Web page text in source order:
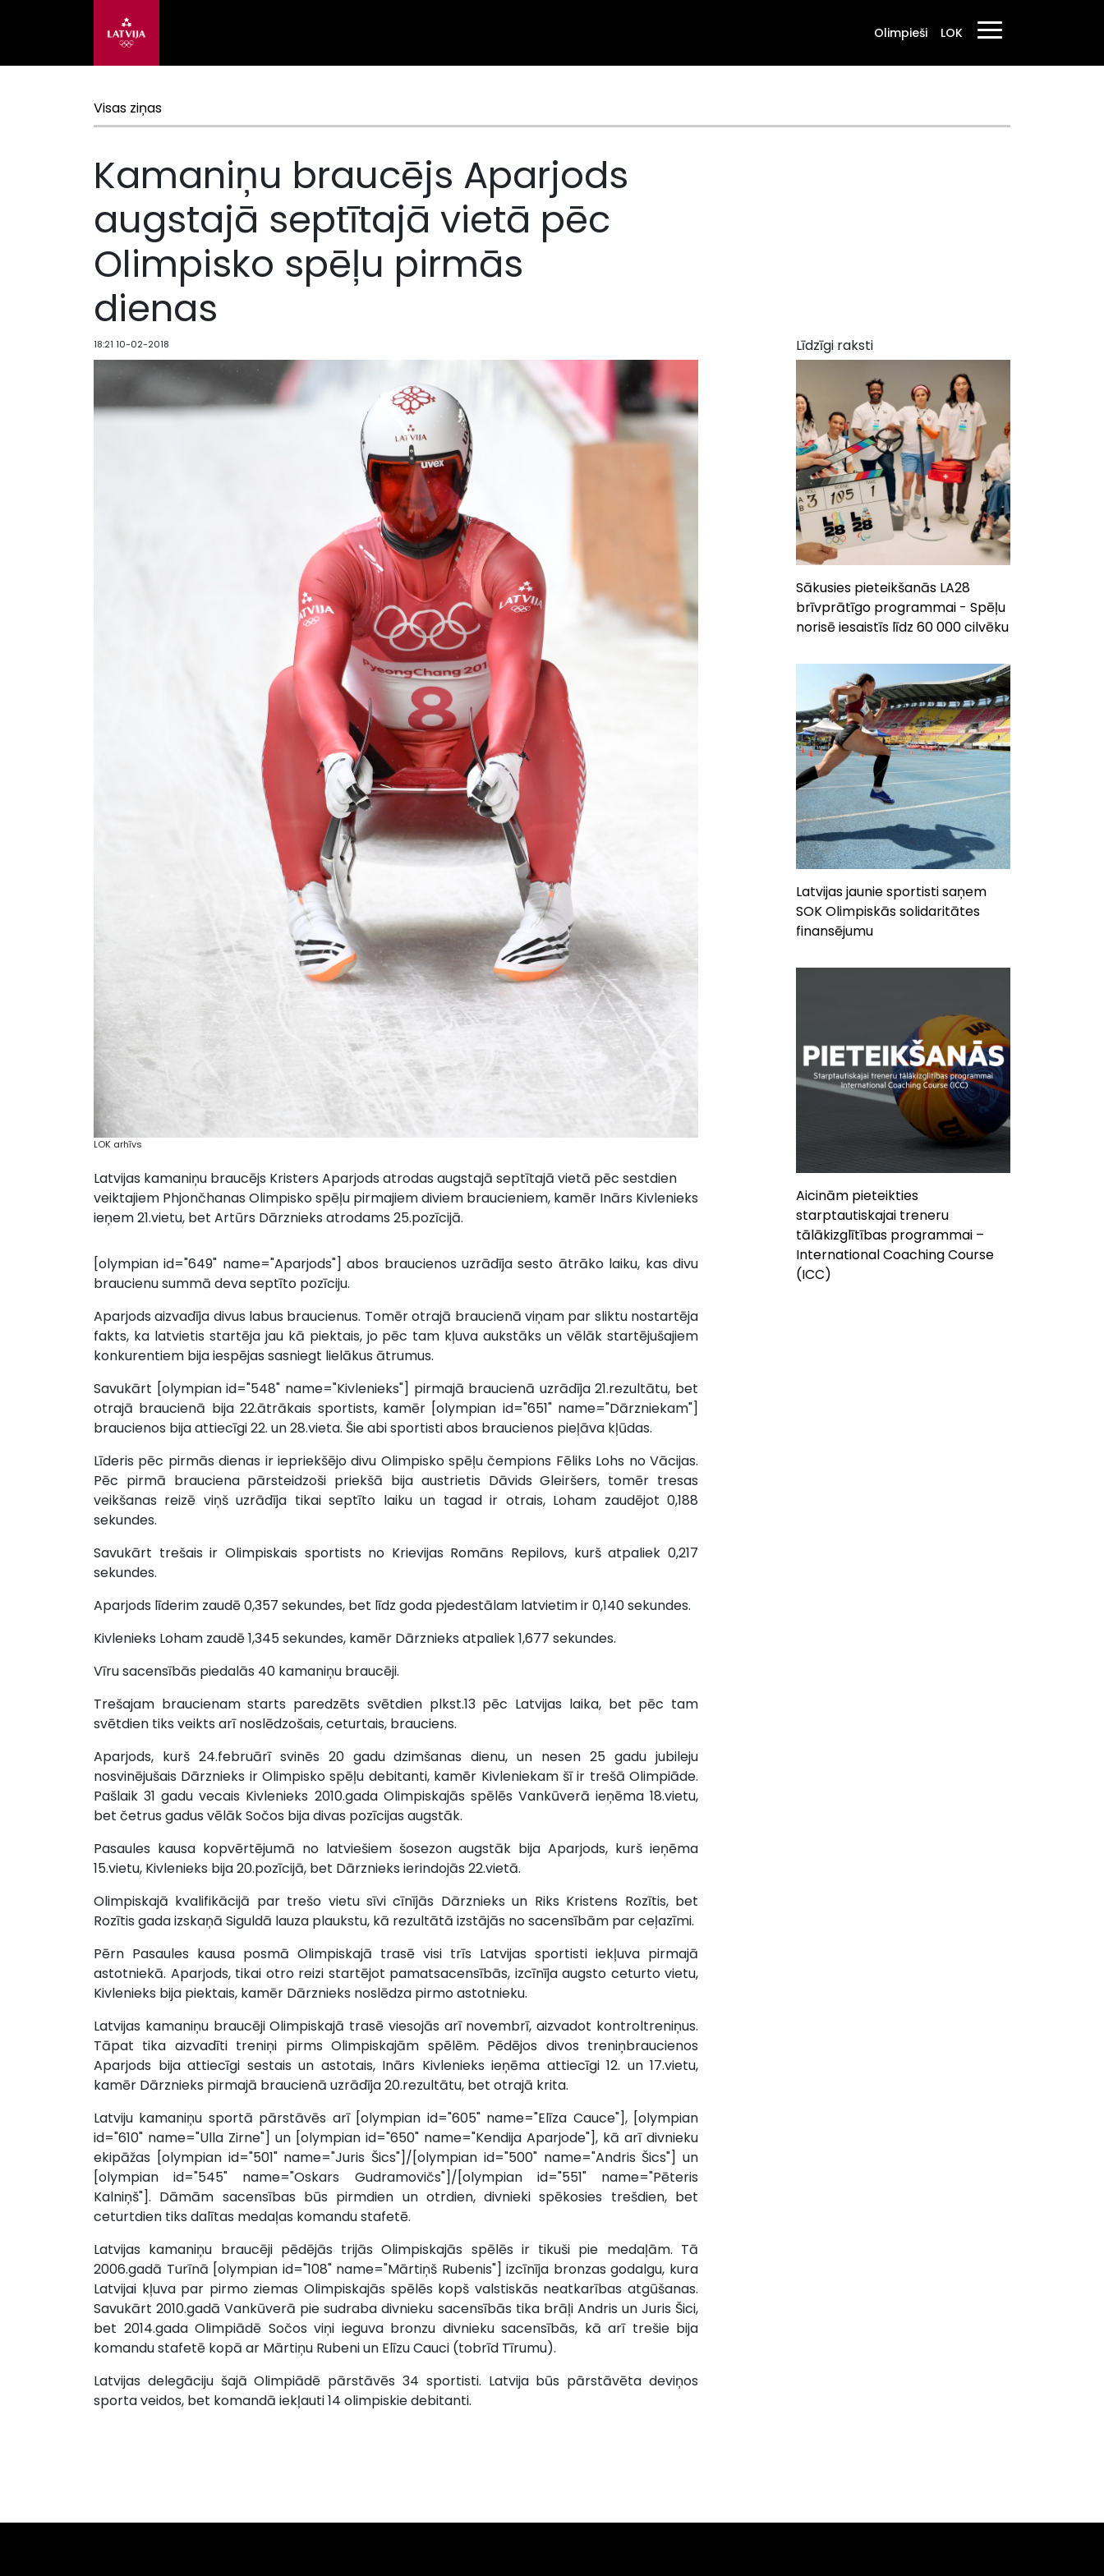
Olimpieši LOK
Visas ziņas
Kamaniņu braucējs Aparjods
augstajā septītajā vietā pēc
Olimpisko spēļu pirmās
dienas
18:21 10-02-2018
LOK arhīvs
Latvijas kamaniņu braucējs Kristers Aparjods atrodas augstajā septītajā vietā pēc sestdien
veiktajiem Phjončhanas Olimpisko spēļu pirmajiem diviem braucieniem, kamēr Inārs Kivlenieks
ieņem 21.vietu, bet Artūrs Dārznieks atrodams 25.pozīcijā.
[olympian id="649" name="Aparjods"] abos braucienos uzrādīja sesto ātrāko laiku, kas divu
braucienu summā deva septīto pozīciju.
Aparjods aizvadīja divus labus braucienus. Tomēr otrajā braucienā viņam par sliktu nostartēja
fakts, ka latvietis startēja jau kā piektais, jo pēc tam kļuva aukstāks un vēlāk startējušajiem
konkurentiem bija iespējas sasniegt lielākus ātrumus.
Savukārt [olympian id="548" name="Kivlenieks"] pirmajā braucienā uzrādīja 21.rezultātu, bet
otrajā braucienā bija 22.ātrākais sportists, kamēr [olympian id="651" name="Dārzniekam"]
braucienos bija attiecīgi 22. un 28.vieta. Šie abi sportisti abos braucienos pieļāva kļūdas.
Līderis pēc pirmās dienas ir iepriekšējo divu Olimpisko spēļu čempions Fēliks Lohs no Vācijas.
Pēc pirmā brauciena pārsteidzoši priekšā bija austrietis Dāvids Gleiršers, tomēr tresas
veikšanas reizē viņš uzrādīja tikai septīto laiku un tagad ir otrais, Loham zaudējot 0,188
sekundes.
Savukārt trešais ir Olimpiskais sportists no Krievijas Romāns Repilovs, kurš atpaliek 0,217
sekundes.
Aparjods līderim zaudē 0,357 sekundes, bet līdz goda pjedestālam latvietim ir 0,140 sekundes.
Kivlenieks Loham zaudē 1,345 sekundes, kamēr Dārznieks atpaliek 1,677 sekundes.
Vīru sacensībās piedalās 40 kamaniņu braucēji.
Trešajam braucienam starts paredzēts svētdien plkst.13 pēc Latvijas laika, bet pēc tam
svētdien tiks veikts arī noslēdzošais, ceturtais, brauciens.
Aparjods, kurš 24.februārī svinēs 20 gadu dzimšanas dienu, un nesen 25 gadu jubileju
nosvinējušais Dārznieks ir Olimpisko spēļu debitanti, kamēr Kivleniekam šī ir trešā Olimpiāde.
Pašlaik 31 gadu vecais Kivlenieks 2010.gada Olimpiskajās spēlēs Vankūverā ieņēma 18.vietu,
bet četrus gadus vēlāk Sočos bija divas pozīcijas augstāk.
Pasaules kausa kopvērtējumā no latviešiem šosezon augstāk bija Aparjods, kurš ieņēma
15.vietu, Kivlenieks bija 20.pozīcijā, bet Dārznieks ierindojās 22.vietā.
Olimpiskajā kvalifikācijā par trešo vietu sīvi cīnījās Dārznieks un Riks Kristens Rozītis, bet
Rozītis gada izskaņā Siguldā lauza plaukstu, kā rezultātā izstājās no sacensībām par ceļazīmi.
Pērn Pasaules kausa posmā Olimpiskajā trasē visi trīs Latvijas sportisti iekļuva pirmajā
astotniekā. Aparjods, tikai otro reizi startējot pamatsacensībās, izcīnīja augsto ceturto vietu,
Kivlenieks bija piektais, kamēr Dārznieks noslēdza pirmo astotnieku.
Latvijas kamaniņu braucēji Olimpiskajā trasē viesojās arī novembrī, aizvadot kontroltreniņus.
Tāpat tika aizvadīti treniņi pirms Olimpiskajām spēlēm. Pēdējos divos treniņbraucienos
Aparjods bija attiecīgi sestais un astotais, Inārs Kivlenieks ieņēma attiecīgi 12. un 17.vietu,
kamēr Dārznieks pirmajā braucienā uzrādīja 20.rezultātu, bet otrajā krita.
Latviju kamaniņu sportā pārstāvēs arī [olympian id="605" name="Elīza Cauce"], [olympian
id="610" name="Ulla Zirne"] un [olympian id="650" name="Kendija Aparjode"], kā arī divnieku
ekipāžas [olympian id="501" name="Juris Šics"]/[olympian id="500" name="Andris Šics"] un
[olympian id="545" name="Oskars Gudramovičs"]/[olympian id="551" name="Pēteris
Kalniņš"]. Dāmām sacensības būs pirmdien un otrdien, divnieki spēkosies trešdien, bet
ceturtdien tiks dalītas medaļas komandu stafetē.
Latvijas kamaniņu braucēji pēdējās trijās Olimpiskajās spēlēs ir tikuši pie medaļām. Tā
2006.gadā Turīnā [olympian id="108" name="Mārtiņš Rubenis"] izcīnīja bronzas godalgu, kura
Latvijai kļuva par pirmo ziemas Olimpiskajās spēlēs kopš valstiskās neatkarības atgūšanas.
Savukārt 2010.gadā Vankūverā pie sudraba divnieku sacensībās tika brāļi Andris un Juris Šici,
bet 2014.gada Olimpiādē Sočos viņi ieguva bronzu divnieku sacensībās, kā arī trešie bija
komandu stafetē kopā ar Mārtiņu Rubeni un Elīzu Cauci (tobrīd Tīrumu).
Latvijas delegāciju šajā Olimpiādē pārstāvēs 34 sportisti. Latvija būs pārstāvēta deviņos
sporta veidos, bet komandā iekļauti 14 olimpiskie debitanti.
Līdzīgi raksti
Sākusies pieteikšanās LA28
brīvprātīgo programmai - Spēļu
norisē iesaistīs līdz 60 000 cilvēku
Latvijas jaunie sportisti saņem
SOK Olimpiskās solidaritātes
finansējumu
Aicinām pieteikties
starptautiskajai treneru
tālākizglītības programmai –
International Coaching Course
(ICC)